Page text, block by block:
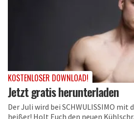
KOSTENLOSER DOWNLOAD!
Jetzt gratis herunterladen
Der Juli wird bei SCHWULISSIMO mit
heißer! Holt Euch den neuen